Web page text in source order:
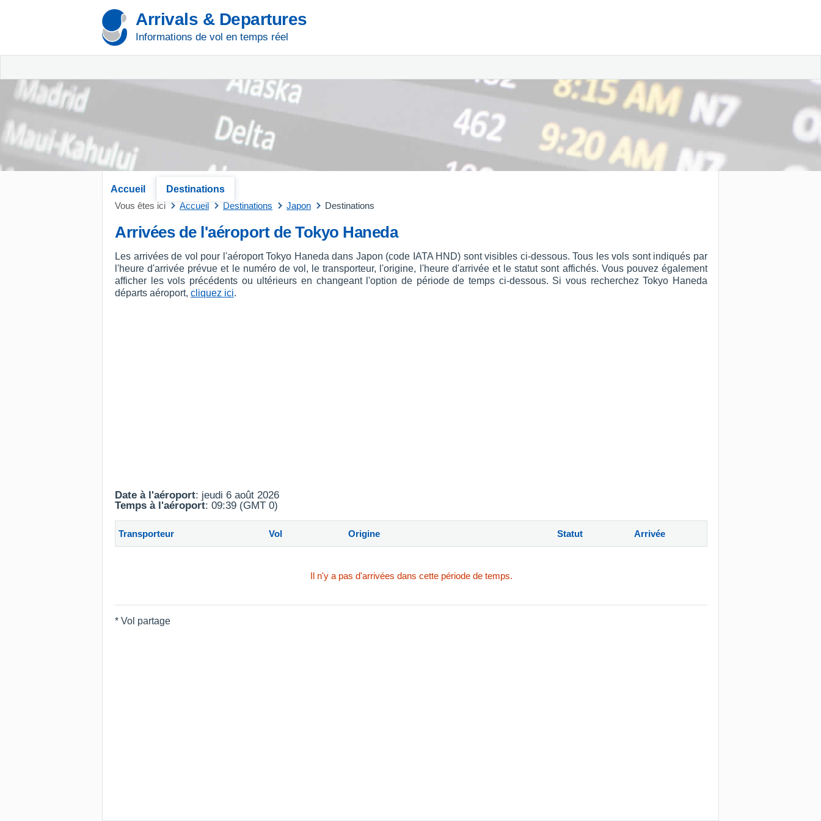
Arrivals & Departures
Informations de vol en temps réel
Accueil
Destinations
Vous êtes ici
Accueil Destinations Japon Destinations
Arrivées de l'aéroport de Tokyo Haneda
Les arrivées de vol pour l'aéroport Tokyo Haneda dans Japon (code IATA HND) sont visibles ci-dessous. Tous les vols sont indiqués par
l'heure d'arrivée prévue et le numéro de vol, le transporteur, l'origine, l'heure d'arrivée et le statut sont affichés. Vous pouvez également
afficher les vols précédents ou ultérieurs en changeant l'option de période de temps ci-dessous. Si vous recherchez Tokyo Haneda
départs aéroport, cliquez ici.
Date à l'aéroport: jeudi 6 août 2026
Temps à l'aéroport: 09:39 (GMT 0)
Transporteur Vol Origine Statut Arrivée
Il n'y a pas d'arrivées dans cette période de temps.
* Vol partage